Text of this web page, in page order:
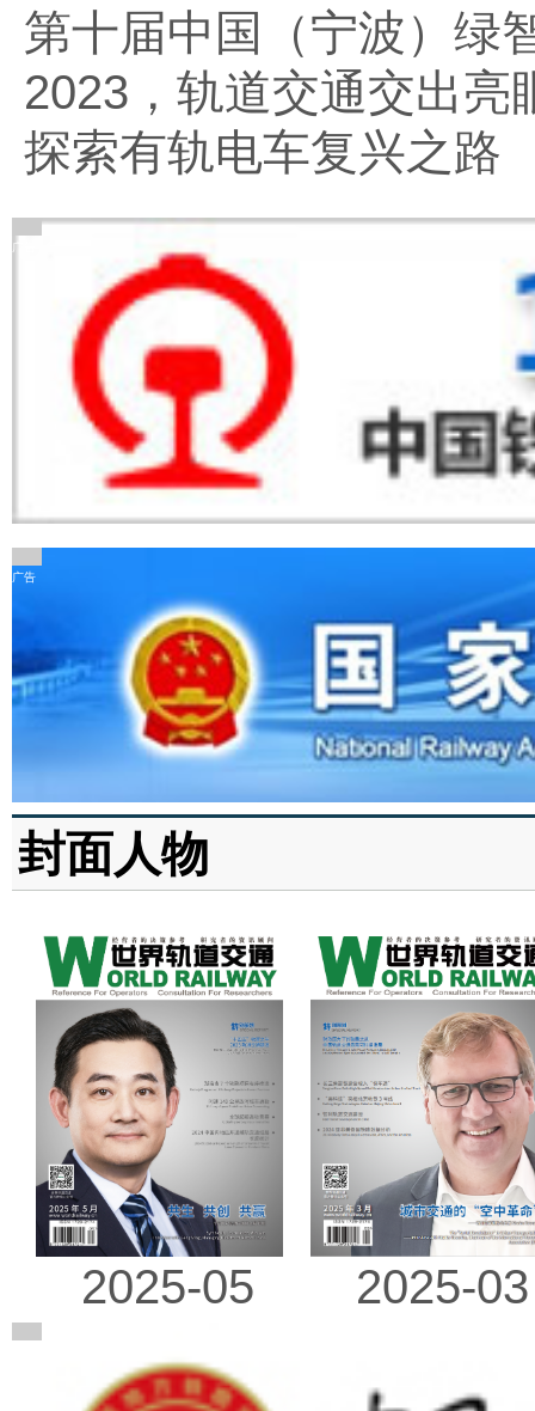
第十届中国（宁波）绿
2023，轨道交通交出亮
探索有轨电车复兴之路
广告
广告
封面人物
2025-05 2025-03